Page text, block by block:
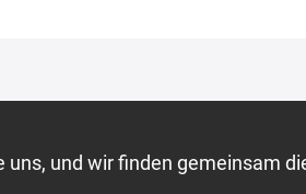
uns, und wir finden gemeinsam